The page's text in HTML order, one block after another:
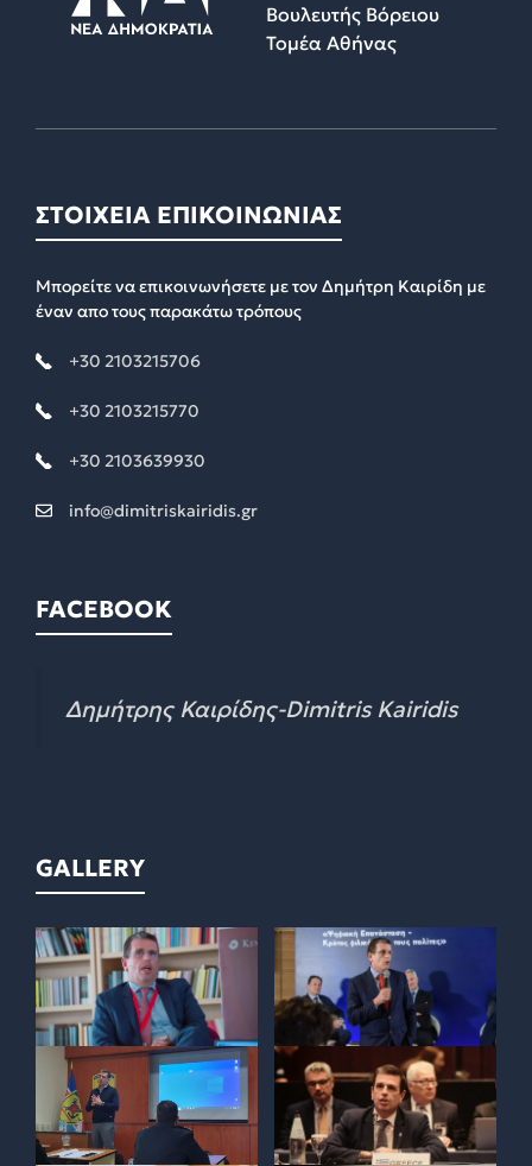
Βουλευτής Βόρειου
Τομέα Αθήνας
ΣΤΟΙΧΕΙΑ ΕΠΙΚΟΙΝΩΝΙΑΣ
Μπορείτε να επικοινωνήσετε με τον Δημήτρη Καιρίδη με
έναν απο τους παρακάτω τρόπους
+30 2103215706
+30 2103215770
+30 2103639930
info@dimitriskairidis.gr
FACEBOOK
Δημήτρης Καιρίδης-Dimitris Kairidis
GALLERY